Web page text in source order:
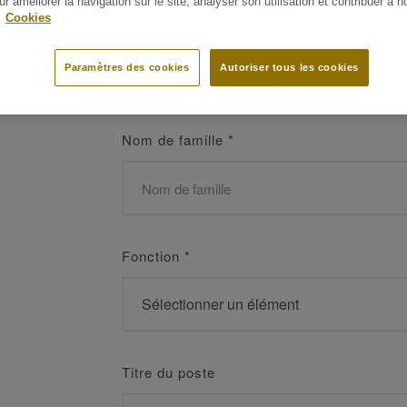
Nom de famille *
Fonction *
Titre du poste
Cookies
Autoriser tous les cookies
Paramètres des cookies